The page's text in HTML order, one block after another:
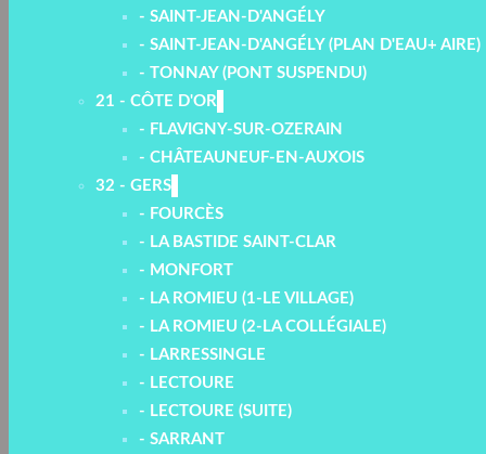
- SAINT-JEAN-D'ANGÉLY
- SAINT-JEAN-D'ANGÉLY (PLAN D'EAU+ AIRE)
- TONNAY (PONT SUSPENDU)
21 - CÔTE D'OR
- FLAVIGNY-SUR-OZERAIN
- CHÂTEAUNEUF-EN-AUXOIS
32 - GERS
- FOURCÈS
- LA BASTIDE SAINT-CLAR
- MONFORT
- LA ROMIEU (1-LE VILLAGE)
- LA ROMIEU (2-LA COLLÉGIALE)
- LARRESSINGLE
- LECTOURE
- LECTOURE (SUITE)
- SARRANT